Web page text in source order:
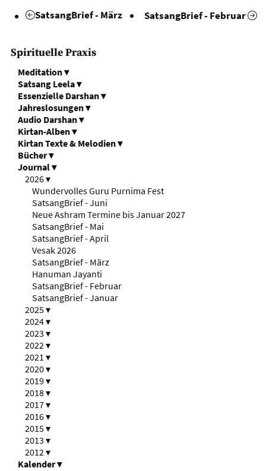
SatsangBrief - März SatsangBrief - Februar
Spirituelle Praxis
Meditation▾
Satsang Leela▾
Essenzielle Darshan▾
Jahreslosungen▾
Audio Darshan▾
Kirtan-Alben▾
Kirtan Texte & Melodien▾
Bücher▾
Journal▾
2026▾
Wundervolles Guru Purnima Fest
SatsangBrief - Juni
Neue Ashram Termine bis Januar 2027
SatsangBrief - Mai
SatsangBrief - April
Vesak 2026
SatsangBrief - März
Hanuman Jayanti
SatsangBrief - Februar
SatsangBrief - Januar
2025▾
2024▾
2023 ▾
2022 ▾
2021 ▾
2020▾
2019▾
2018▾
2017▾
2016▾
2015▾
2013 ▾
2012 ▾
Kalender▾